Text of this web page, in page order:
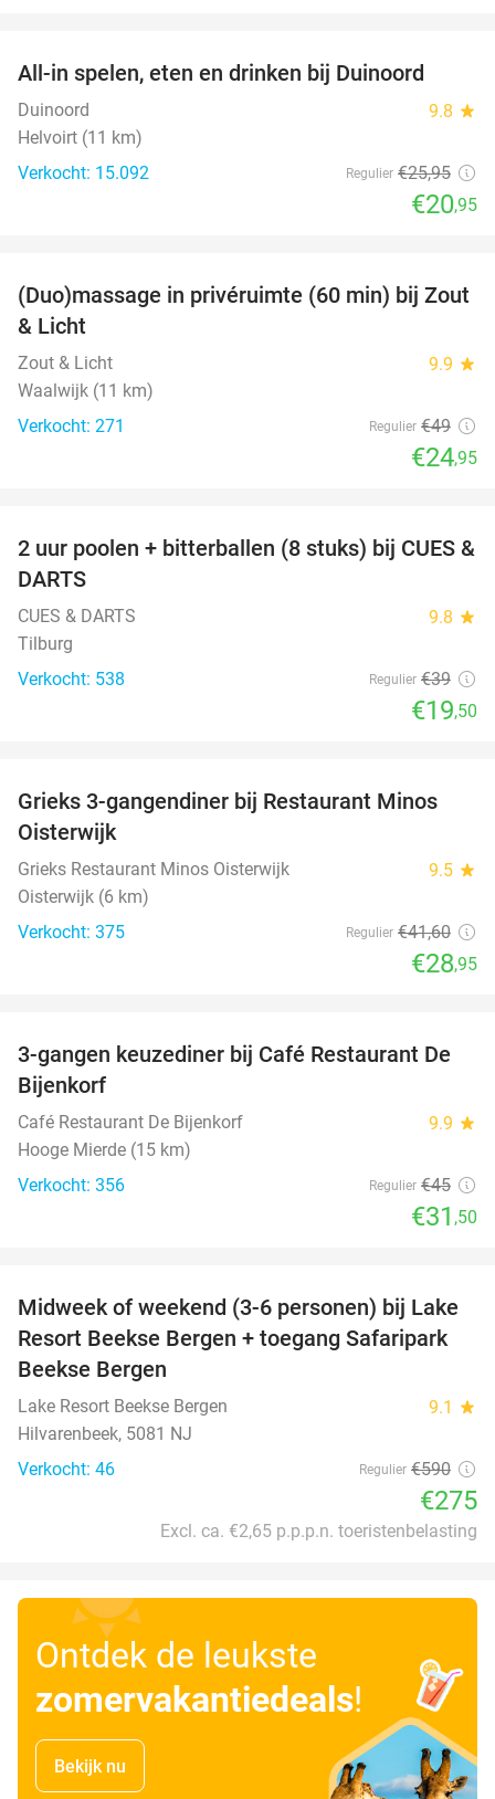
All-in spelen, eten en drinken bij Duinoord
Duinoord 9.8 star
Helvoirt (11 km)
Verkocht: 15.092
Regulier €25,95
€20,95
49%
(Duo)massage in privéruimte (60 min) bij Zout
& Licht
Zout & Licht 9.9 star
Waalwijk (11 km)
Verkocht: 271
Regulier €49
€24,95
50%
2 uur poolen + bitterballen (8 stuks) bij CUES &
DARTS
CUES & DARTS 9.8 star
Tilburg
Verkocht: 538
Regulier €39
€19,50
30%
Grieks 3-gangendiner bij Restaurant Minos
Oisterwijk
Grieks Restaurant Minos Oisterwijk 9.5 star
Oisterwijk (6 km)
Verkocht: 375
Regulier €41,60
€28,95
30%
3-gangen keuzediner bij Café Restaurant De
Bijenkorf
Café Restaurant De Bijenkorf 9.9 star
Hooge Mierde (15 km)
Verkocht: 356
Regulier €45
€31 ,50
53%
Midweek of weekend (3-6 personen) bij Lake
Resort Beekse Bergen + toegang Safaripark
Beekse Bergen
Lake Resort Beekse Bergen 9.1 star
Hilvarenbeek, 5081 NJ
Verkocht: 46
Regulier €590
€275
Excl. ca. €2,65 p.p.p.n. toeristenbelasting
Ontdek de leukste
zomervakantiedeals!
Bekijk nu